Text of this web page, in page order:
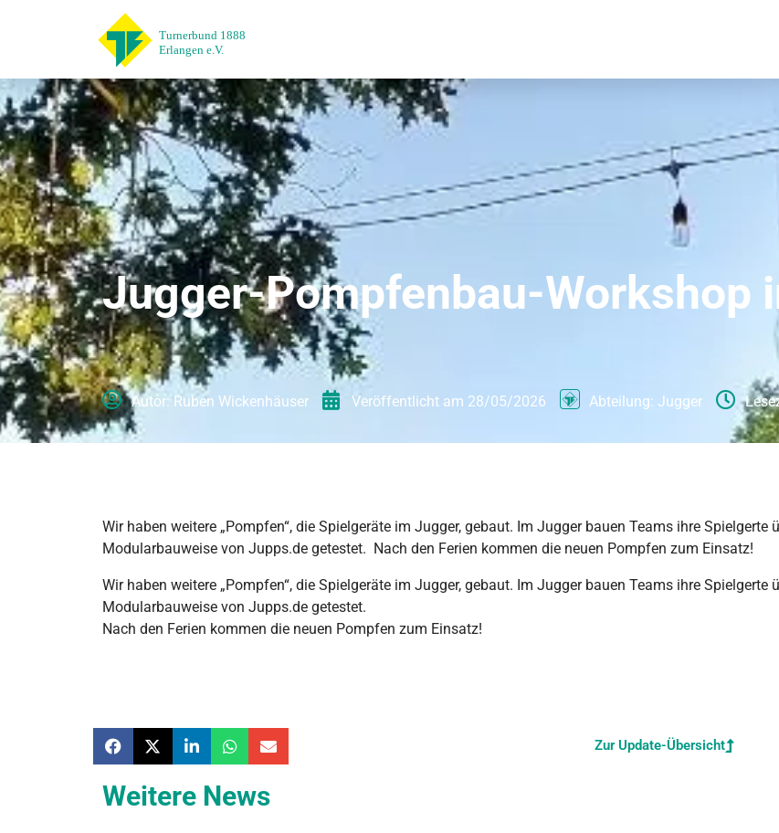
Jugger-Pompfenbau-Workshop
Autor: Ruben Wickenhäuser Veröffentlicht am 28/05/2026 Abteilung: Jugger
Wir haben weitere „Pompfen“, die Spielgeräte im Jugger, gebaut. Im Jugger bauen Teams ihre Spielgerte
Modularbauweise von Jupps.de getestet. Nach den Ferien kommen die neuen Pompfen zum Einsatz!
Wir haben weitere „Pompfen“, die Spielgeräte im Jugger, gebaut. Im Jugger bauen Teams ihre Spielgerte
Modularbauweise von Jupps.de getestet.
Nach den Ferien kommen die neuen Pompfen zum Einsatz!
Zur Update-Übersicht
Weitere News